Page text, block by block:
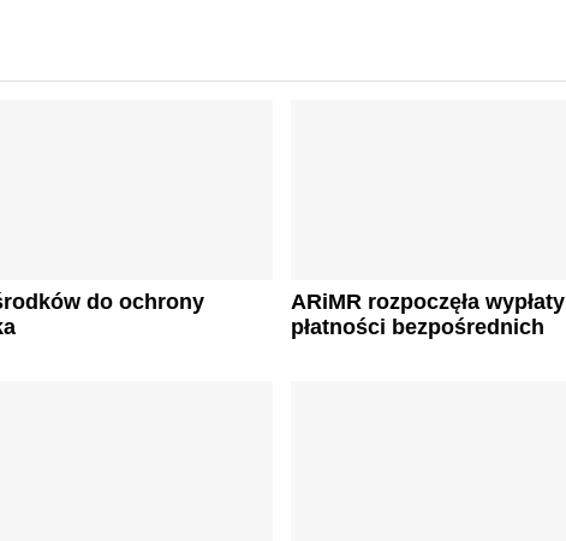
do ochrony
ARiMR rozpoczęła wypłaty
płatności bezpośrednich